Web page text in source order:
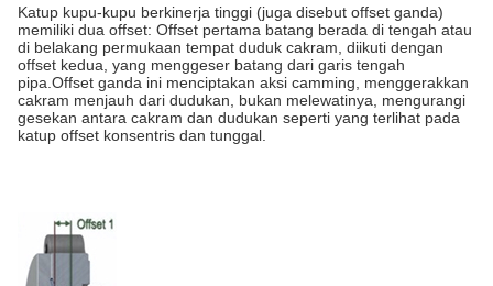
Katup kupu-kupu berkinerja tinggi (juga disebut offset ganda)
memiliki dua offset: Offset pertama batang berada di tengah atau
di belakang permukaan tempat duduk cakram, diikuti dengan
offset kedua, yang menggeser batang dari garis tengah
pipa.Offset ganda ini menciptakan aksi camming, menggerakkan
cakram menjauh dari dudukan, bukan melewatinya, mengurangi
gesekan antara cakram dan dudukan seperti yang terlihat pada
katup offset konsentris dan tunggal.